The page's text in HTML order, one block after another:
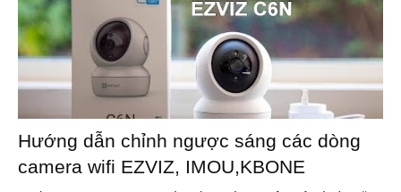
Hướng dẫn chỉnh ngược sáng các dòng
camera wifi EZVIZ, IMOU,KBONE